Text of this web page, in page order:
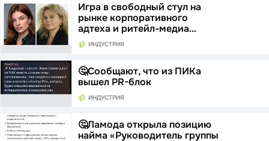
Игра в свободный стул на
рынке корпоративного
адтеха и ритейл-медиа…
ИНДУСТРИЯ
🤔Сообщают, что из ПИКа
вышел PR-блок
ИНДУСТРИЯ
🤔Ламода открыла позицию
найма «Руководитель группы